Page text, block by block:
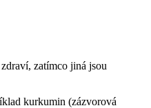
zatímco jiná jsou
kurkumin (zázvorová